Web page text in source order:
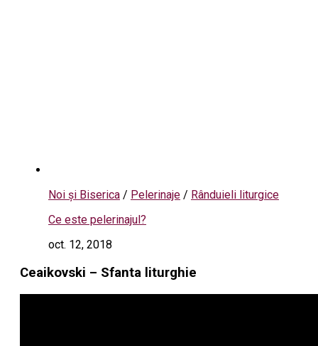
Noi și Biserica / Pelerinaje / Rânduieli liturgice
Ce este pelerinajul?
oct. 12, 2018
Ceaikovski – Sfanta liturghie